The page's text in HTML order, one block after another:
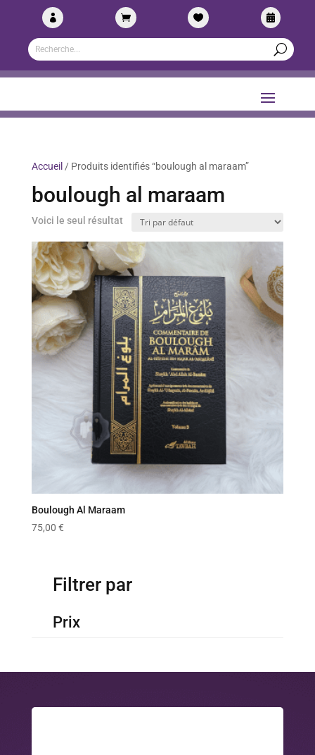
   
Accueil / Produits identifiés “boulough al maraam”
boulough al maraam
Voici le seul résultat
Boulough Al Maraam
75,00 €
Filtrer par
Prix